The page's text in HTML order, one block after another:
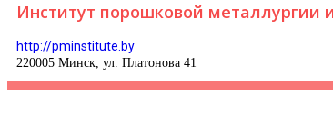
Институт порошковой металлургии
http://pminstitute.by
220005 Минск, ул. Платонова 41